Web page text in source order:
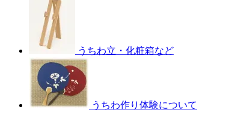
うちわ立・化粧箱など
うちわ作り体験について